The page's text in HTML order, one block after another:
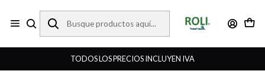
TODOS LOS PRECIOS INCLUYEN IVA